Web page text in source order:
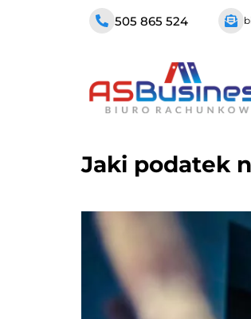
505 865 524
Jaki podatek